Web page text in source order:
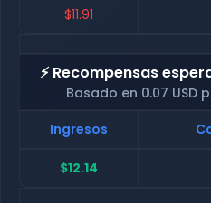
$11.91
⚡ Recompensas
Basado en 0.07
Ingresos
$12.14